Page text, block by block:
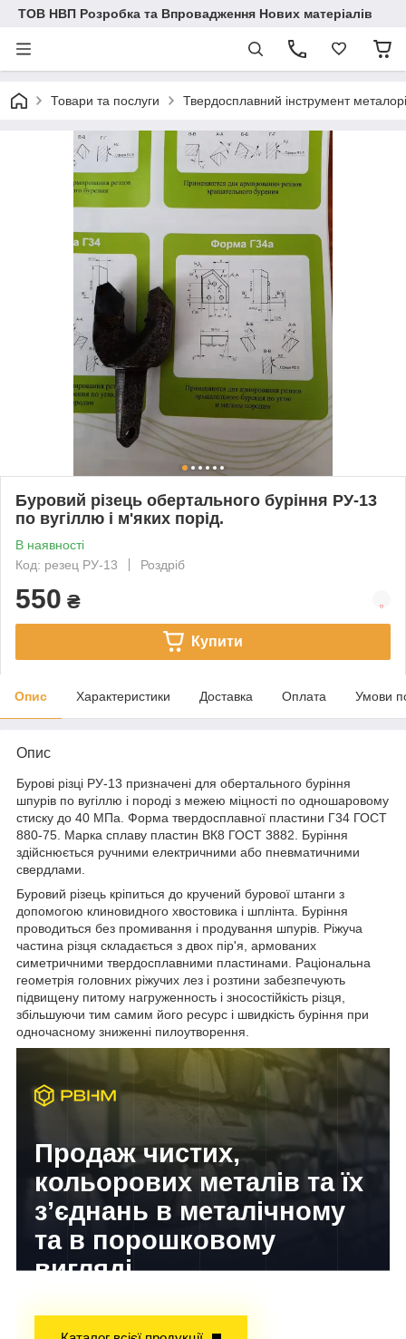
ТОВ НВП Розробка та Впровадження Нових матеріалів
Товари та послуги Твердосплавний інструмент
Буровий різець обертального буріння РУ-13
по вугіллю і м'яких порід.
В наявності
Код: резец РУ-13
Роздріб
550 ₴
Купити
Опис Характеристики Доставка Оплата Умови
Опис
Бурові різці РУ-13 призначені для обертального буріння
шпурів по вугіллю і породі з межею міцності по одношаровому
стиску до 40 МПа. Форма твердосплавної пластини Г34 ГОСТ
880-75. Марка сплаву пластин ВК8 ГОСТ 3882. Буріння
здійснюється ручними електричними або пневматичними
свердлами.
Буровий різець кріпиться до кручений бурової штанги з
допомогою клиновидного хвостовика і шплінта. Буріння
проводиться без промивання і продування шпурів. Ріжуча
частина різця складається з двох пір'я, армованих
симетричними твердосплавними пластинами. Раціональна
геометрія головних ріжучих лез і розтини забезпечують
підвищену питому нагруженность і зносостійкість різця,
збільшуючи тим самим його ресурс і швидкість буріння при
одночасному зниженні пилоутворення.
Продаж чистих,
кольорових металів та їх
з’єднань в металічному
та в порошковому
вигляді